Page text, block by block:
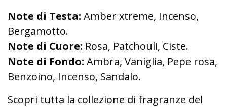
Note di Testa: Amber xtreme, Incenso,
Bergamotto.
Note di Cuore: Rosa, Patchouli, Ciste.
Note di Fondo: Ambra, Vaniglia, Pepe rosa,
Benzoino, Incenso, Sandalo.
Scopri tutta la collezione di fragranze del